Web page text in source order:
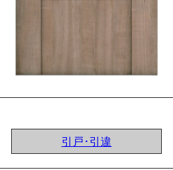
引戸･引違